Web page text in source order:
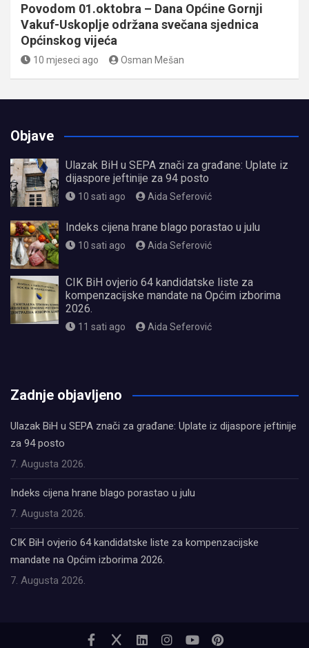
Povodom 01.oktobra – Dana Općine Gornji
Vakuf-Uskoplje održana svečana sjednica
Općinskog vijeća
10 mjeseci ago Osman Mešan
Objave
Ulazak BiH u SEPA znači za građane: Uplate iz
dijaspore jeftinije za 94 posto
10 sati ago Aida Seferović
Indeks cijena hrane blago porastao u julu
10 sati ago Aida Seferović
CIK BiH ovjerio 64 kandidatske liste za
kompenzacijske mandate na Općim izborima
2026.
11 sati ago Aida Seferović
Zadnje objavljeno
Ulazak BiH u SEPA znači za građane: Uplate iz dijaspore jeftinije
za 94 posto
7. Augusta 2026.
Indeks cijena hrane blago porastao u julu
7. Augusta 2026.
CIK BiH ovjerio 64 kandidatske liste za kompenzacijske
mandate na Općim izborima 2026.
7. Augusta 2026.